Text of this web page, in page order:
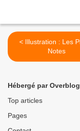
< Illustration : Les Pies à
Notes
Hébergé par Overblog
Top articles
Pages